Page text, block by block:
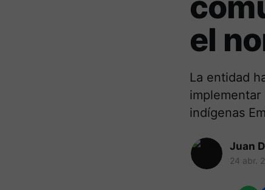
el
La entidad
indígenas
Juan
24 abr.